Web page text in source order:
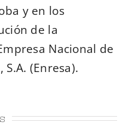
y en los
de la
Nacional de
S.A. (Enresa).